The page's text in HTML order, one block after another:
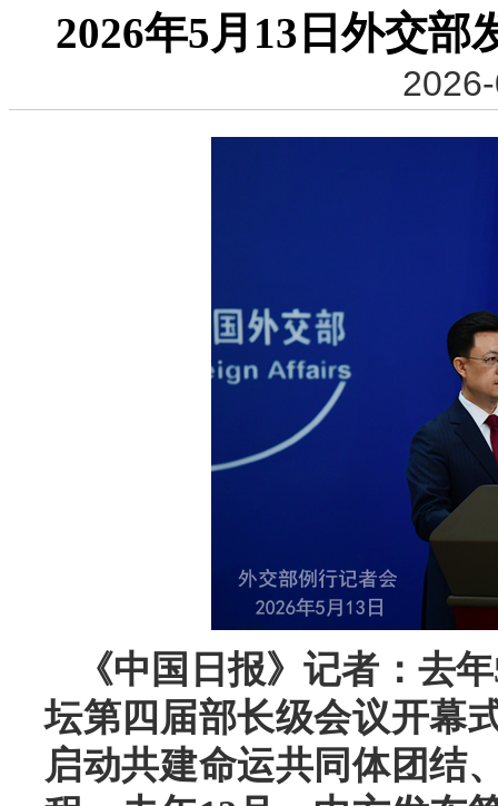
2026年5月13日外交
《中国日报》记者：去
坛第四届部长级会议开幕
启动共建命运共同体团结